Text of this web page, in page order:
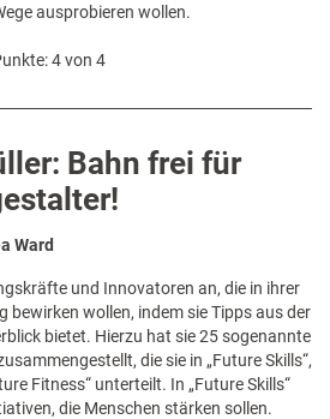
ausprobieren wollen.
4 von 4
Bahn frei für
Ward
und Innovatoren an, die in ihrer
bewirken wollen, indem sie Tipps aus der
bietet. Hierzu hat sie 25 sogenannte
die sie in „Future Skills“,
Fitness“ unterteilt. In „Future Skills“
die Menschen stärken sollen.